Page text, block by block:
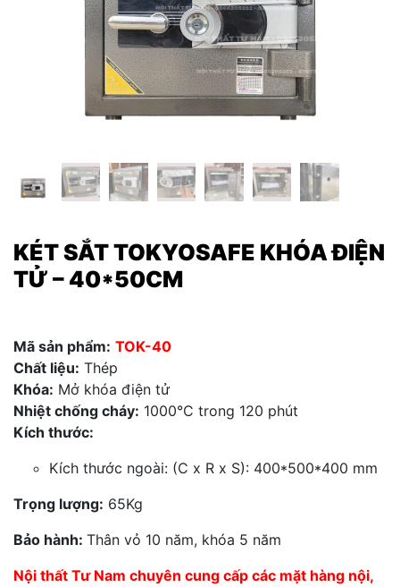
KÉT SẮT TOKYOSAFE KHÓA ĐIỆN
TỬ – 40*50CM
Mã sản phẩm: TOK-40
Chất liệu: Thép
Khóa: Mở khóa điện tử
Nhiệt chống cháy: 1000°C trong 120 phút
Kích thước:
Kích thước ngoài: (C x R x S): 400*500*400 mm
Trọng lượng: 65Kg
Bảo hành: Thân vỏ 10 năm, khóa 5 năm
Nội thất Tư Nam chuyên cung cấp các mặt hàng nội,